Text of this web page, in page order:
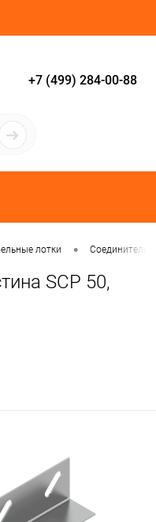
+7 (499) 284-00-88
лотки • Соединители
SCP 50,